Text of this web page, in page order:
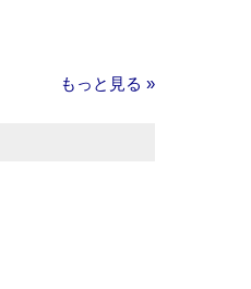
もっと見る »